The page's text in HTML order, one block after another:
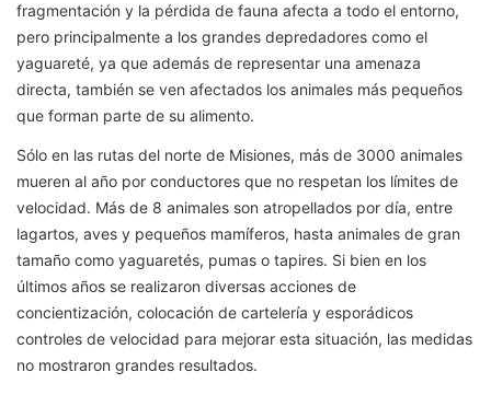
fragmentación y la pérdida de fauna afecta a todo el entorno,
pero principalmente a los grandes depredadores como el
yaguareté, ya que además de representar una amenaza
directa, también se ven afectados los animales más pequeños
que forman parte de su alimento.
Sólo en las rutas del norte de Misiones, más de 3000 animales
mueren al año por conductores que no respetan los límites de
velocidad. Más de 8 animales son atropellados por día, entre
lagartos, aves y pequeños mamíferos, hasta animales de gran
tamaño como yaguaretés, pumas o tapires. Si bien en los
últimos años se realizaron diversas acciones de
concientización, colocación de cartelería y esporádicos
controles de velocidad para mejorar esta situación, las medidas
no mostraron grandes resultados.